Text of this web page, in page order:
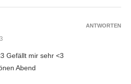
Gefällt mir sehr <3
Abend
ANTWORTEN